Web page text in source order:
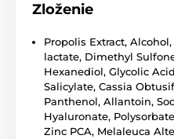
Zloženie
Propolis Extract,
lactate, Dimethyl
Hexanediol, Glycolic
Salicylate, Cassia
Panthenol, Allantoin,
Hyaluronate,
Zinc PCA, Melaleuca